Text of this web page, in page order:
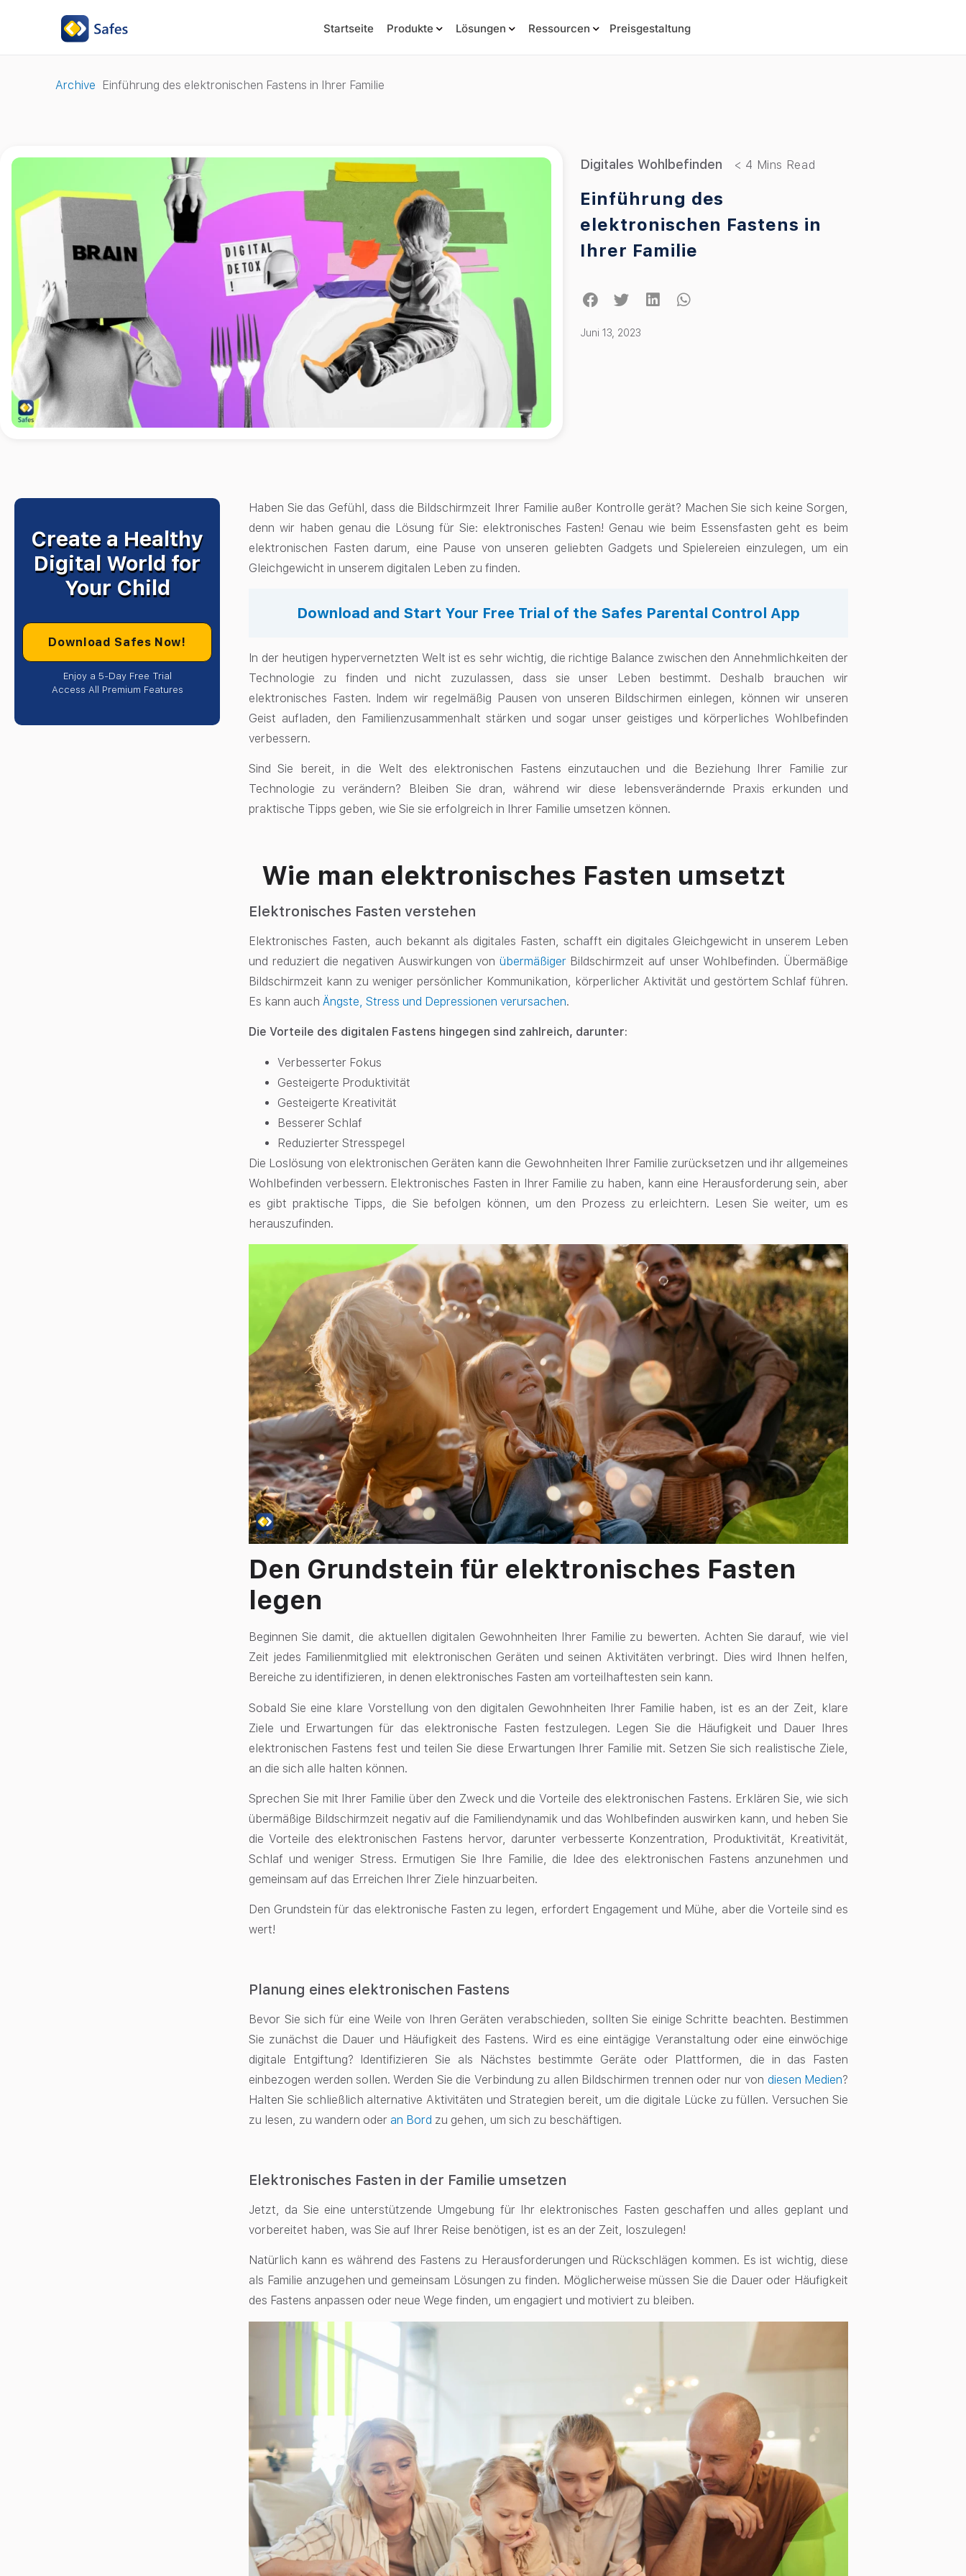
Startseite Produkte Lösungen Ressourcen Preisgestaltung
Archive Einführung des elektronischen Fastens in Ihrer Familie
Digitales Wohlbefinden
Einführung des
elektronischen Fastens in
Ihrer Familie
Juni 13, 2023
Create a Healthy
Digital World for
Your Child
Download Safes Now!
Enjoy a 5-Day Free Trial
Access All Premium Features
Haben Sie das Gefühl, dass die Bildschirmzeit Ihrer Familie außer Kontrolle gerät? Machen Sie sich keine Sorgen,
denn wir haben genau die Lösung für Sie: elektronisches Fasten! Genau wie beim Essensfasten geht es beim
elektronischen Fasten darum, eine Pause von unseren geliebten Gadgets und Spielereien einzulegen, um ein
Gleichgewicht in unserem digitalen Leben zu finden.
Download and Start Your Free Trial of the Safes Parental Control App
In der heutigen hypervernetzten Welt ist es sehr wichtig, die richtige Balance zwischen den Annehmlichkeiten der
Technologie zu finden und nicht zuzulassen, dass sie unser Leben bestimmt. Deshalb brauchen wir
elektronisches Fasten. Indem wir regelmäßig Pausen von unseren Bildschirmen einlegen, können wir unseren
Geist aufladen, den Familienzusammenhalt stärken und sogar unser geistiges und körperliches Wohlbefinden
verbessern.
Sind Sie bereit, in die Welt des elektronischen Fastens einzutauchen und die Beziehung Ihrer Familie zur
Technologie zu verändern? Bleiben Sie dran, während wir diese lebensverändernde Praxis erkunden und
praktische Tipps geben, wie Sie sie erfolgreich in Ihrer Familie umsetzen können.
Wie man elektronisches Fasten umsetzt
Elektronisches Fasten verstehen
Elektronisches Fasten, auch bekannt als digitales Fasten, schafft ein digitales Gleichgewicht in unserem Leben
und reduziert die negativen Auswirkungen von übermäßigerBildschirmzeit auf unser Wohlbefinden. Übermäßige
Bildschirmzeit kann zu weniger persönlicher Kommunikation, körperlicher Aktivität und gestörtem Schlaf führen.
Es kann auchÄngste, Stress und Depressionen verursachen.
Die Vorteile des digitalen Fastens hingegen sind zahlreich, darunter:
Verbesserter Fokus
Gesteigerte Produktivität
Gesteigerte Kreativität
Besserer Schlaf
Reduzierter Stresspegel
Die Loslösung von elektronischen Geräten kann die Gewohnheiten Ihrer Familie zurücksetzen und ihr allgemeines
Wohlbefinden verbessern. Elektronisches Fasten in Ihrer Familie zu haben, kann eine Herausforderung sein, aber
es gibt praktische Tipps, die Sie befolgen können, um den Prozess zu erleichtern. Lesen Sie weiter, um es
herauszufinden.
Den Grundstein für elektronisches Fasten
legen
Beginnen Sie damit, die aktuellen digitalen Gewohnheiten Ihrer Familie zu bewerten. Achten Sie darauf, wie viel
Zeit jedes Familienmitglied mit elektronischen Geräten und seinen Aktivitäten verbringt. Dies wird Ihnen helfen,
Bereiche zu identifizieren, in denen elektronisches Fasten am vorteilhaftesten sein kann.
Sobald Sie eine klare Vorstellung von den digitalen Gewohnheiten Ihrer Familie haben, ist es an der Zeit, klare
Ziele und Erwartungen für das elektronische Fasten festzulegen. Legen Sie die Häufigkeit und Dauer Ihres
elektronischen Fastens fest und teilen Sie diese Erwartungen Ihrer Familie mit. Setzen Sie sich realistische Ziele,
an die sich alle halten können.
Sprechen Sie mit Ihrer Familie über den Zweck und die Vorteile des elektronischen Fastens. Erklären Sie, wie sich
übermäßige Bildschirmzeit negativ auf die Familiendynamik und das Wohlbefinden auswirken kann, und heben Sie
die Vorteile des elektronischen Fastens hervor, darunter verbesserte Konzentration, Produktivität, Kreativität,
Schlaf und weniger Stress. Ermutigen Sie Ihre Familie, die Idee des elektronischen Fastens anzunehmen und
gemeinsam auf das Erreichen Ihrer Ziele hinzuarbeiten.
Den Grundstein für das elektronische Fasten zu legen, erfordert Engagement und Mühe, aber die Vorteile sind es
wert!
Planung eines elektronischen Fastens
Bevor Sie sich für eine Weile von Ihren Geräten verabschieden, sollten Sie einige Schritte beachten. Bestimmen
Sie zunächst die Dauer und Häufigkeit des Fastens. Wird es eine eintägige Veranstaltung oder eine einwöchige
digitale Entgiftung? Identifizieren Sie als Nächstes bestimmte Geräte oder Plattformen, die in das Fasten
einbezogen werden sollen. Werden Sie die Verbindung zu allen Bildschirmen trennen oder nur von diesen Medien?
Halten Sie schließlich alternative Aktivitäten und Strategien bereit, um die digitale Lücke zu füllen. Versuchen Sie
zu lesen, zu wandern oder an Bord zu gehen, um sich zu beschäftigen.
Elektronisches Fasten in der Familie umsetzen
Jetzt, da Sie eine unterstützende Umgebung für Ihr elektronisches Fasten geschaffen und alles geplant und
vorbereitet haben, was Sie auf Ihrer Reise benötigen, ist es an der Zeit, loszulegen!
Natürlich kann es während des Fastens zu Herausforderungen und Rückschlägen kommen. Es ist wichtig, diese
als Familie anzugehen und gemeinsam Lösungen zu finden. Möglicherweise müssen Sie die Dauer oder Häufigkeit
des Fastens anpassen oder neue Wege finden, um engagiert und motiviert zu bleiben.